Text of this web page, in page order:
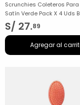
Scrunchies Coleteros
Satín Verde Pack X 4 Uds
S/ 27.89
Agregar al